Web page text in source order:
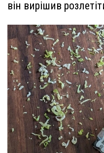
він вирішив